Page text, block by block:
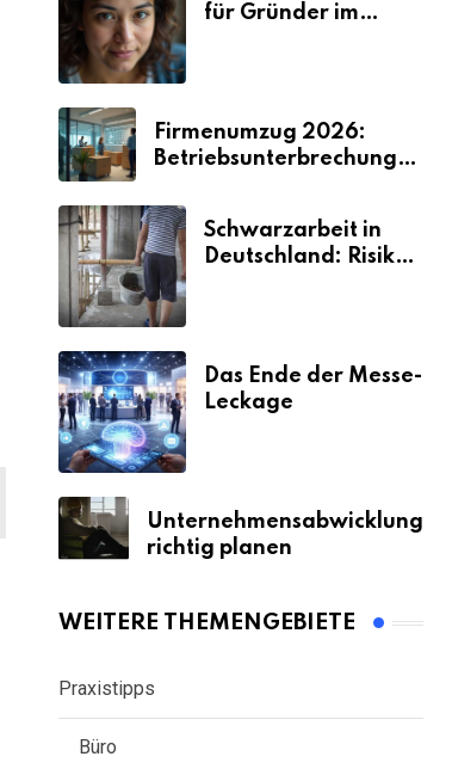
für Gründer im
Firmenumzug 2026:
Betriebsunterbrechungen
Schwarzarbeit in
Deutschland: Risiken
Das Ende der Messe-
Leckage
Unternehmensabwicklung
richtig planen
WEITERE THEMENGEBIETE
Praxistipps
Büro